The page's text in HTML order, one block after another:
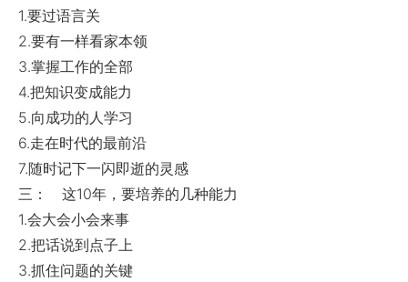
1.要过语言关
2.要有一样看家本领
3.掌握工作的全部
4.把知识变成能力
5.向成功的人学习
6.走在时代的最前沿
7.随时记下一闪即逝的灵感
三： 这10年，要培养的几种能力
1.会大会小会来事
2.把话说到点子上
3.抓住问题的关键